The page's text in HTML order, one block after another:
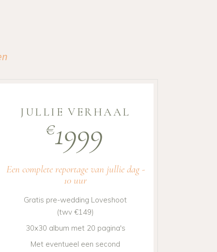
JULLIE VERHAAL
€1999
Een complete reportage van jullie dag -
10 uur
Gratis pre-wedding Loveshoot
(twv €149)
30x30 album met 20 pagina's
Met eventueel een second